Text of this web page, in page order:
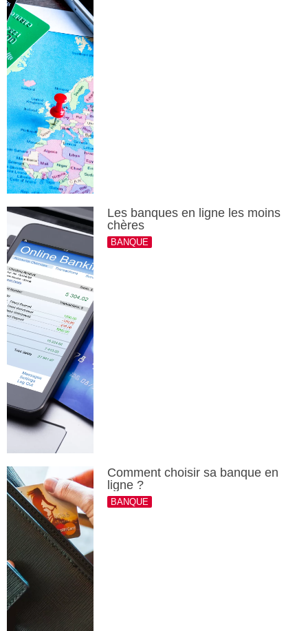
Les banques en ligne les moins
chères
BANQUE
Comment choisir sa banque en
ligne ?
BANQUE